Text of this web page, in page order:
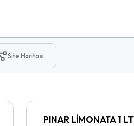
Site Haritası
PINAR LİMONATA 1 LT